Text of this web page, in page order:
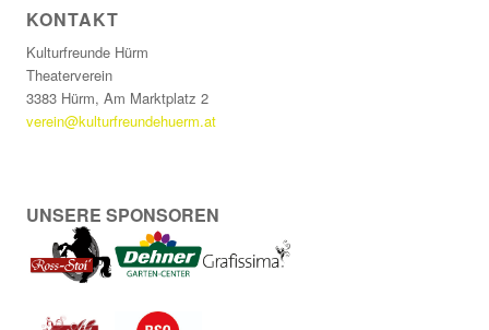
KONTAKT
Kulturfreunde Hürm
Theaterverein
3383 Hürm, Am Marktplatz 2
verein@kulturfreundehuerm.at
UNSERE SPONSOREN